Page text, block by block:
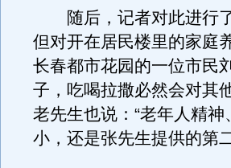
随后，记者对此进行了
但对开在居民楼里的家庭
长春都市花园的一位市民
子，吃喝拉撒必然会对其
老先生也说：“老年人精
小，还是张先生提供的第